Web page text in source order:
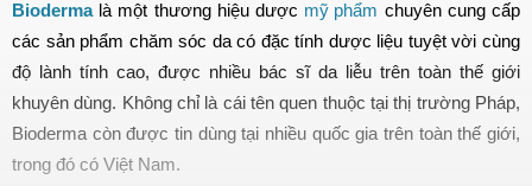
Bioderma là một thương hiệu dược mỹ phẩm chuyên cung cấp
các sản phẩm chăm sóc da có đặc tính dược liệu tuyệt vời cùng
độ lành tính cao, được nhiều bác sĩ da liễu trên toàn thế giới
khuyên dùng. Không chỉ là cái tên quen thuộc tại thị trường Pháp,
Bioderma còn được tin dùng tại nhiều quốc gia trên toàn thế giới,
trong đó có Việt Nam.